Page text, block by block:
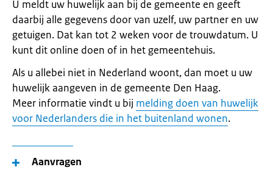
U meldt uw huwelijk aan bij de gemeente en geeft
daarbij alle gegevens door van uzelf, uw partner en uw
getuigen. Dat kan tot 2 weken voor de trouwdatum. U
kunt dit online doen of in het gemeentehuis.
Als u allebei niet in Nederland woont, dan moet u uw
huwelijk aangeven in de gemeente Den Haag.
Meer informatie vindt u bij melding doen van huwelijk
voor Nederlanders die in het buitenland wonen.
Aanvragen